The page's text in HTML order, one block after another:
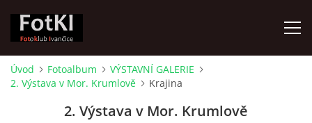
ÚVOD
Úvod Fotoalbum
VÝSTAVNÍ GALERIE
2. Výstava v Mor. Krumlově
Krajina
2. Výstava v Mor. Krumlově